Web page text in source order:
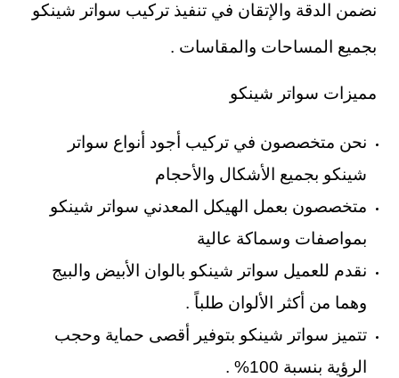
نضمن الدقة والإتقان في تنفيذ تركيب سواتر شينكو
بجميع المساحات والمقاسات .
مميزات سواتر شينكو
نحن متخصصون في تركيب أجود أنواع سواتر
شينكو بجميع الأشكال والأحجام
متخصصون بعمل الهيكل المعدني سواتر شينكو
بمواصفات وسماكة عالية
نقدم للعميل سواتر شينكو بالوان الأبيض والبيج
وهما من أكثر الألوان طلباً .
تتميز سواتر شينكو بتوفير أقصى حماية وحجب
الرؤية بنسبة 100% .